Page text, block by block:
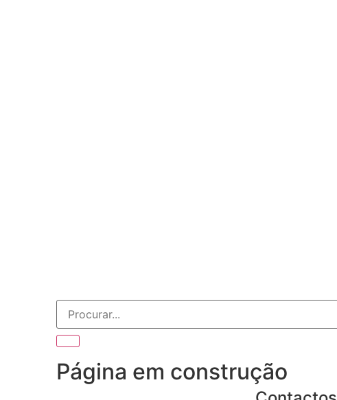
Página em construção